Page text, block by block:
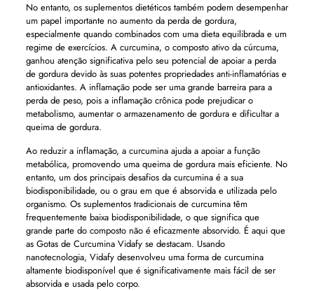
No entanto, os suplementos dietéticos também podem desempenhar
um papel importante no aumento da perda de gordura,
especialmente quando combinados com uma dieta equilibrada e um
regime de exercícios. A curcumina, o composto ativo da cúrcuma,
ganhou atenção significativa pelo seu potencial de apoiar a perda
de gordura devido às suas potentes propriedades anti-inflamatórias e
antioxidantes. A inflamação pode ser uma grande barreira para a
perda de peso, pois a inflamação crônica pode prejudicar o
metabolismo, aumentar o armazenamento de gordura e dificultar a
queima de gordura.
Ao reduzir a inflamação, a curcumina ajuda a apoiar a função
metabólica, promovendo uma queima de gordura mais eficiente. No
entanto, um dos principais desafios da curcumina é a sua
biodisponibilidade, ou o grau em que é absorvida e utilizada pelo
organismo. Os suplementos tradicionais de curcumina têm
frequentemente baixa biodisponibilidade, o que significa que
grande parte do composto não é eficazmente absorvido. É aqui que
as Gotas de Curcumina Vidafy se destacam. Usando
nanotecnologia, Vidafy desenvolveu uma forma de curcumina
altamente biodisponível que é significativamente mais fácil de ser
absorvida e usada pelo corpo.